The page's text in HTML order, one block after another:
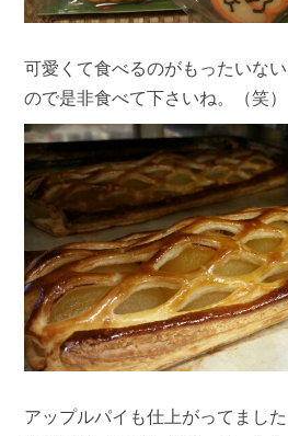
可愛くて食べるのがもったいな
ので是非食べて下さいね。（笑）
アップルパイも仕上がってました